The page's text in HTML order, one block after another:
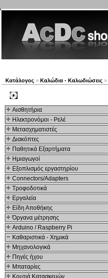
Κατάλογος » Καλώδια - Καλωδιώσεις »
Αισθητήρια
Ηλεκτρονόμοι - Ρελέ
Μετασχηματιστές
Διακόπτες
Παθητικά Εξαρτήματα
Hμιαγωγοί
Εξοπλισμός εργαστηρίου
Connectors/Adapters
Τροφοδοτικά
Εργαλεία
Είδη Αποθήκης
Όργανα μέτρησης
Arduino / Raspberry Pi
Καθαριστικά - Χημικά
Μηχανολογικά
Πηγές ήχου
Μπαταρίες
Κουτιά Κατασκευών